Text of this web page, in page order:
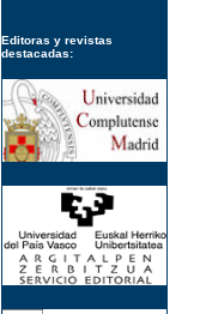
Editoras y revistas
destacadas: